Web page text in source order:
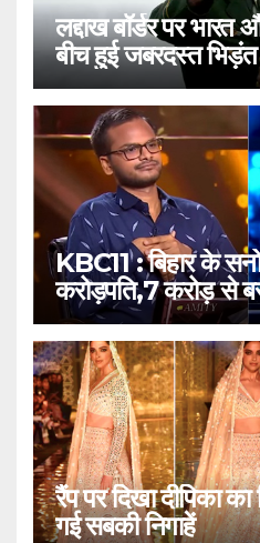
लद्दाख बॉर्डर पर
बीच हुई जबरदस्त भिड़ंत
KBC11 : बिहार के
करोड़पति,7 करोड़ से
रैंप पर दिखा दीपिका
गई सबकी निगाहें